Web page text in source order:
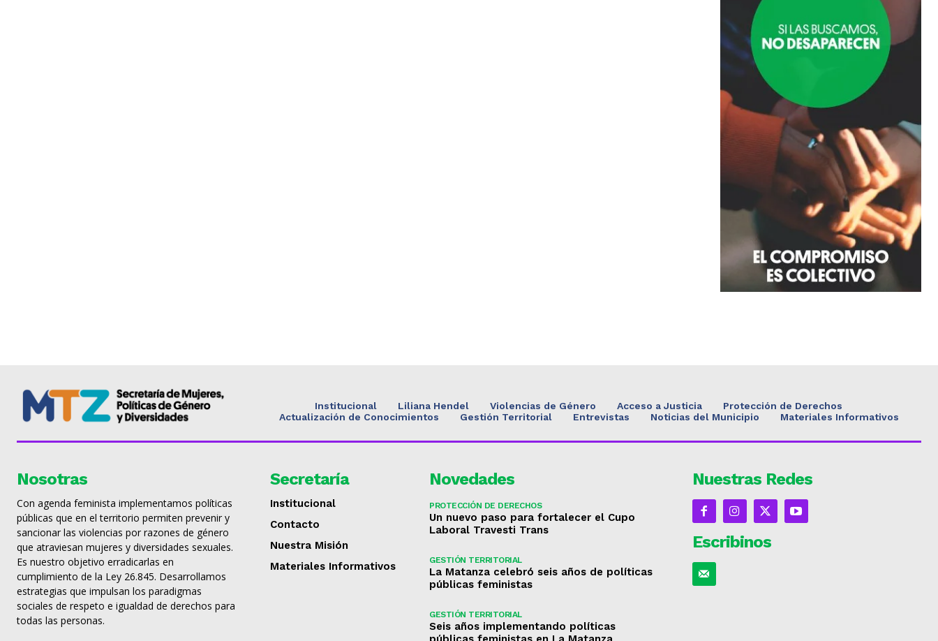
Institucional Liliana Hendel Violencias de Género Acceso a Justicia
Protección de Derechos
Actualización de Conocimientos
Gestión Territorial Entrevistas Noticias del Municipio Materiales Informativos
Nosotras
Con agenda feminista implementamos políticas
públicas que en el territorio permiten prevenir y
sancionar las violencias por razones de género
que atraviesan mujeres y diversidades sexuales.
Es nuestro objetivo erradicarlas en
cumplimiento de la Ley 26.845. Desarrollamos
estrategias que impulsan los paradigmas
sociales de respeto e igualdad de derechos para
todas las personas.
Secretaría
Institucional
Contacto
Nuestra Misión
Materiales Informativos
Novedades
PROTECCIÓN DE DERECHOS
Un nuevo paso para fortalecer el Cupo
Laboral Travesti Trans
GESTIÓN TERRITORIAL
La Matanza celebró seis años de políticas
públicas feministas
GESTIÓN TERRITORIAL
Seis años implementando políticas
Nuestras Redes
Escribinos